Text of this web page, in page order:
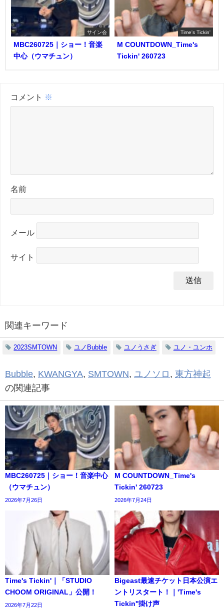
サイン会
MBC260725｜ショー！音楽
中心（ウマチュン）
Time's Tickin'
M COUNTDOWN_Time's
Tickin' 260723
コメント ※
名前
メール
サイト
関連キーワード
2023SMTOWN ユノBubble ユノうさぎ ユノ・ユンホ
Bubble, KWANGYA, SMTOWN, ユノソロ , 東方神起
の関連記事
MBC260725｜ショー！音楽中心
（ウマチュン）
2026年7月26日
M COUNTDOWN_Time's
Tickin' 260723
2026年7月24日
Time's Tickin'｜「STUDIO
CHOOM ORIGINAL」公開！
2026年7月22日
Bigeast最速チケット日本公演エ
ントリスタート！｜'Time's
Tickin''掛け声